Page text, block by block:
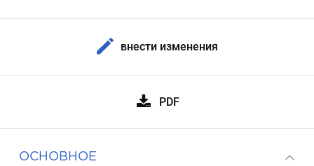
внести изменения
PDF
ОСНОВНОЕ